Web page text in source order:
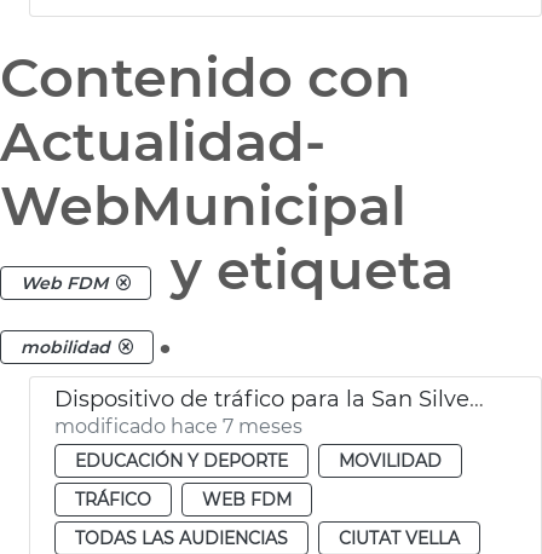
Contenido con
Actualidad-
WebMunicipal
Web FDM y etiqueta
mobilidad .
Dispositivo de tráfico para la San Silvestre
modificado hace 7 meses
EDUCACIÓN Y DEPORTE
MOVILIDAD
TRÁFICO
WEB FDM
TODAS LAS AUDIENCIAS
CIUTAT VELLA